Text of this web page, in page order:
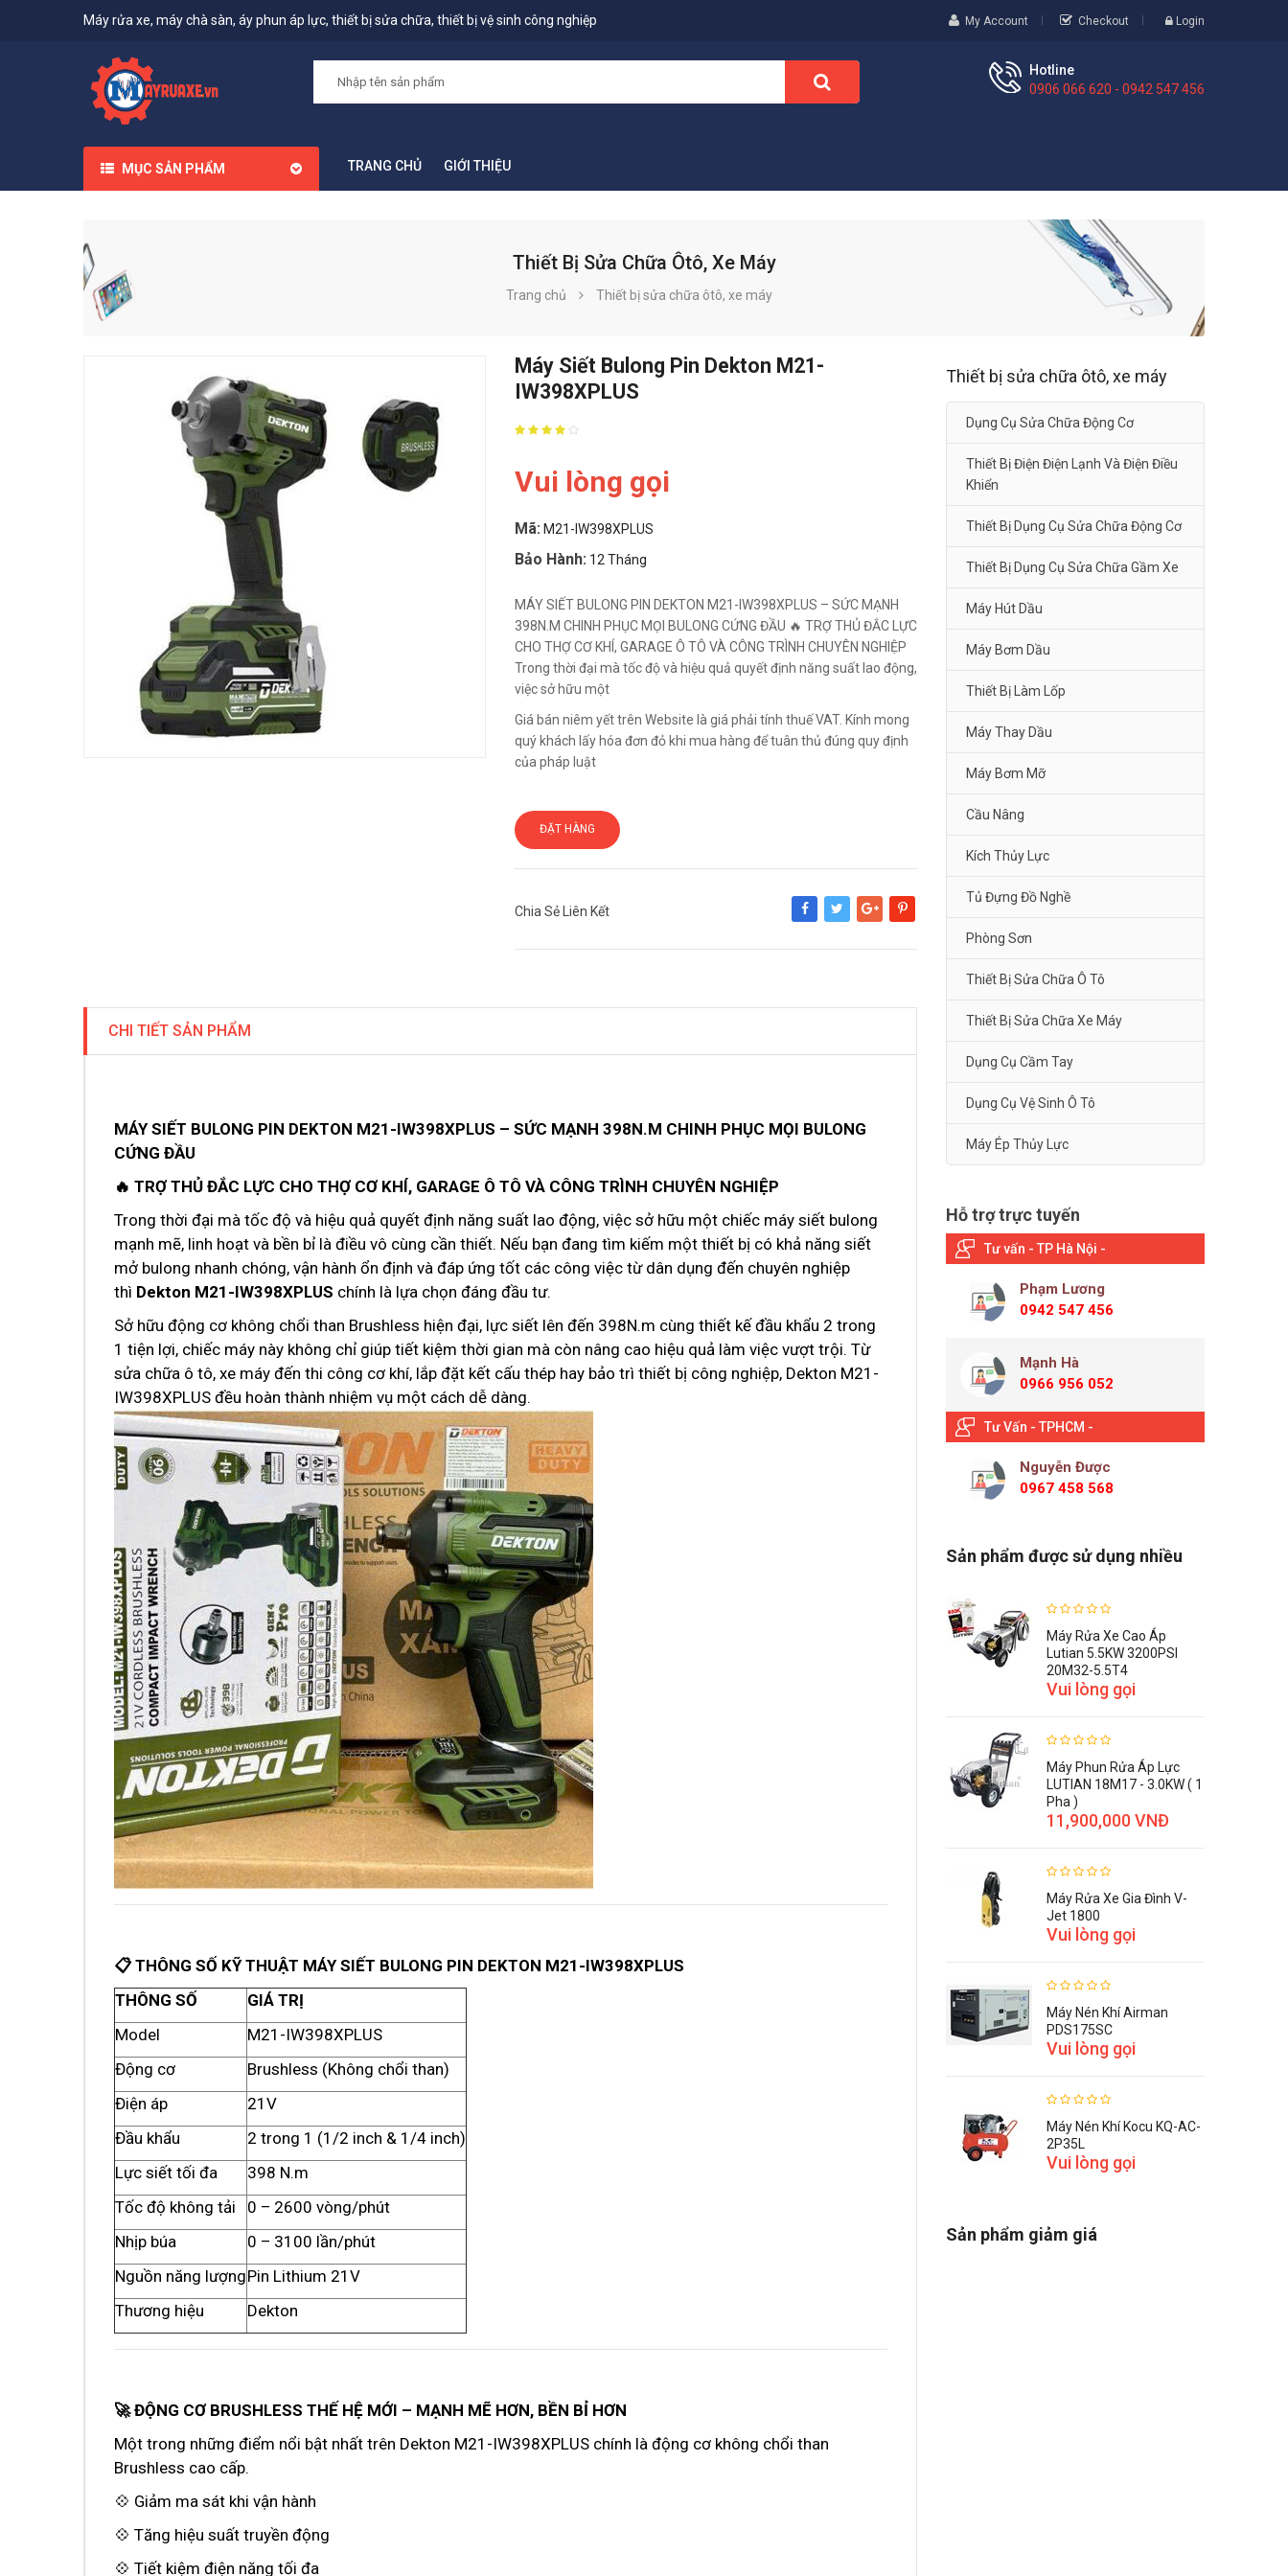
Máy rửa xe, máy chà sàn, áy phun áp lực, thiết bị sửa chữa, thiết bị vệ sinh công nghiệp My Account Checkout Login
Hotline
0906 066 620 - 0942 547 456
MỤC SẢN PHẨM TRANG CHỦ GIỚI THIỆU
Thiết Bị Sửa Chữa Ôtô, Xe Máy
Trang chủ Thiết bị sửa chữa ôtô, xe máy
Máy Siết Bulong Pin Dekton M21-
IW398XPLUS
Vui lòng gọi
Mã: M21-IW398XPLUS
Bảo Hành: 12 Tháng
MÁY SIẾT BULONG PIN DEKTON M21-IW398XPLUS – SỨC MẠNH
398N.M CHINH PHỤC MỌI BULONG CỨNG ĐẦU 🔥 TRỢ THỦ ĐẮC LỰC
CHO THỢ CƠ KHÍ, GARAGE Ô TÔ VÀ CÔNG TRÌNH CHUYÊN NGHIỆP
Trong thời đại mà tốc độ và hiệu quả quyết định năng suất lao động,
việc sở hữu một
Giá bán niêm yết trên Website là giá phải tính thuế VAT. Kính mong
quý khách lấy hóa đơn đỏ khi mua hàng để tuân thủ đúng quy định
của pháp luật
ĐẶT HÀNG
Chia Sẻ Liên Kết
Share Tweet Google+Pinterest
CHI TIẾT SẢN PHẨM
MÁY SIẾT BULONG PIN DEKTON M21-IW398XPLUS – SỨC MẠNH 398N.M CHINH PHỤC MỌI BULONG
CỨNG ĐẦU
🔥 TRỢ THỦ ĐẮC LỰC CHO THỢ CƠ KHÍ, GARAGE Ô TÔ VÀ CÔNG TRÌNH CHUYÊN NGHIỆP
Trong thời đại mà tốc độ và hiệu quả quyết định năng suất lao động, việc sở hữu một chiếc máy siết bulong
mạnh mẽ, linh hoạt và bền bỉ là điều vô cùng cần thiết. Nếu bạn đang tìm kiếm một thiết bị có khả năng siết
mở bulong nhanh chóng, vận hành ổn định và đáp ứng tốt các công việc từ dân dụng đến chuyên nghiệp
thì Dekton M21-IW398XPLUS chính là lựa chọn đáng đầu tư.
Sở hữu động cơ không chổi than Brushless hiện đại, lực siết lên đến 398N.m cùng thiết kế đầu khẩu 2 trong
1 tiện lợi, chiếc máy này không chỉ giúp tiết kiệm thời gian mà còn nâng cao hiệu quả làm việc vượt trội. Từ
sửa chữa ô tô, xe máy đến thi công cơ khí, lắp đặt kết cấu thép hay bảo trì thiết bị công nghiệp, Dekton M21-
IW398XPLUS đều hoàn thành nhiệm vụ một cách dễ dàng.
📋 THÔNG SỐ KỸ THUẬT MÁY SIẾT BULONG PIN DEKTON M21-IW398XPLUS
THÔNG SỐ
GIÁ TRỊ
Model
M21-IW398XPLUS
Động cơ
Brushless (Không chổi than)
Điện áp
21V
Đầu khẩu
2 trong 1 (1/2 inch & 1/4 inch)
Lực siết tối đa
398 N.m
Tốc độ không tải
0 – 2600 vòng/phút
Nhịp búa
0 – 3100 lần/phút
Nguồn năng lượngPin Lithium 21V
Thương hiệu
Dekton
🚀 ĐỘNG CƠ BRUSHLESS THẾ HỆ MỚI – MẠNH MẼ HƠN, BỀN BỈ HƠN
Một trong những điểm nổi bật nhất trên Dekton M21-IW398XPLUS chính là động cơ không chổi than
Brushless cao cấp.
💠 Giảm ma sát khi vận hành
💠 Tăng hiệu suất truyền động
💠 Tiết kiệm điện năng tối đa
Thiết bị sửa chữa ôtô, xe máy
Dụng Cụ Sửa Chữa Động Cơ
Thiết Bị Điện Điện Lạnh Và Điện Điều
Khiển
Thiết Bị Dụng Cụ Sửa Chữa Động Cơ
Thiết Bị Dụng Cụ Sửa Chữa Gầm Xe
Máy Hút Dầu
Máy Bơm Dầu
Thiết Bị Làm Lốp
Máy Thay Dầu
Máy Bơm Mỡ
Cầu Nâng
Kích Thủy Lực
Tủ Đựng Đồ Nghề
Phòng Sơn
Thiết Bị Sửa Chữa Ô Tô
Thiết Bị Sửa Chữa Xe Máy
Dụng Cụ Cầm Tay
Dụng Cụ Vệ Sinh Ô Tô
Máy Ép Thủy Lực
Hỗ trợ trực tuyến
Tư vấn - TP Hà Nội -
Phạm Lương
0942 547 456
Mạnh Hà
0966 956 052
Tư Vấn - TPHCM -
Nguyễn Được
0967 458 568
Sản phẩm được sử dụng nhiều
Máy Rửa Xe Cao Áp
Lutian 5.5KW 3200PSI
20M32-5.5T4
Vui lòng gọi
Máy Phun Rửa Áp Lực
LUTIAN 18M17 - 3.0KW ( 1
Pha )
11,900,000 VNĐ
Máy Rửa Xe Gia Đình V-
Jet 1800
Vui lòng gọi
Máy Nén Khí Airman
PDS175SC
Vui lòng gọi
Máy Nén Khí Kocu KQ-AC-
2P35L
Vui lòng gọi
Sản phẩm giảm giá